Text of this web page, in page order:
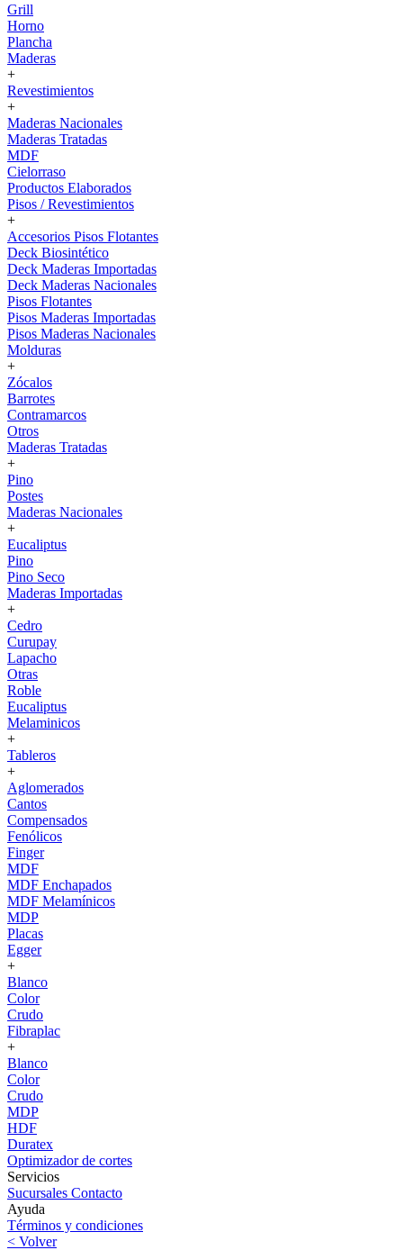
Grill
Horno
Plancha
Maderas
+
Revestimientos
+
Maderas Nacionales
Maderas Tratadas
MDF
Cielorraso
Productos Elaborados
Pisos / Revestimientos
+
Accesorios Pisos Flotantes
Deck Biosintético
Deck Maderas Importadas
Deck Maderas Nacionales
Pisos Flotantes
Pisos Maderas Importadas
Pisos Maderas Nacionales
Molduras
+
Zócalos
Barrotes
Contramarcos
Otros
Maderas Tratadas
+
Pino
Postes
Maderas Nacionales
+
Eucaliptus
Pino
Pino Seco
Maderas Importadas
+
Cedro
Curupay
Lapacho
Otras
Roble
Eucaliptus
Melaminicos
+
Tableros
+
Aglomerados
Cantos
Compensados
Fenólicos
Finger
MDF
MDF Enchapados
MDF Melamínicos
MDP
Placas
Egger
+
Blanco
Color
Crudo
Fibraplac
+
Blanco
Color
Crudo
MDP
HDF
Duratex
Optimizador de cortes
Servicios
Sucursales Contacto
Ayuda
Términos y condiciones
< Volver